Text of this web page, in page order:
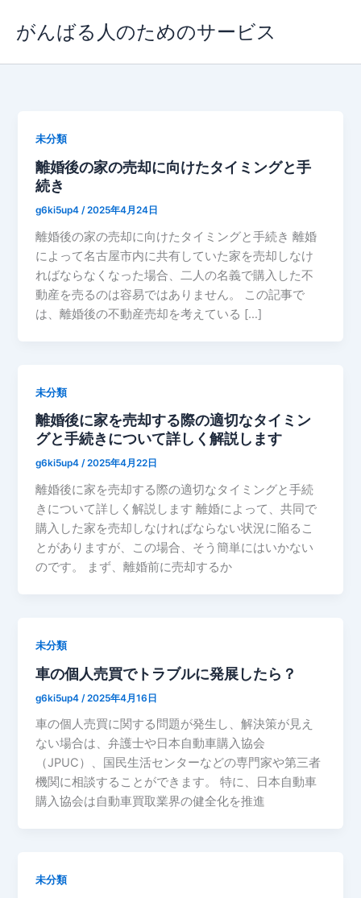
ス
がんばる人のためのサービス
未分類
離婚後の家の売却に向けたタイミングと手
続き
g6ki5up4/2025年4月24日
離婚後の家の売却に向けたタイミングと手続き 離婚
によって名古屋市内に共有していた家を売却しなけ
ればならなくなった場合、二人の名義で購入した不
動産を売るのは容易ではありません。 この記事で
は、離婚後の不動産売却を考えている […]
未分類
離婚後に家を売却する際の適切なタイミン
グと手続きについて詳しく解説します
g6ki5up4/2025年4月22日
離婚後に家を売却する際の適切なタイミングと手続
きについて詳しく解説します 離婚によって、共同で
購入した家を売却しなければならない状況に陥るこ
とがありますが、この場合、そう簡単にはいかない
のです。 まず、離婚前に売却するか
未分類
車の個人売買でトラブルに発展したら？
g6ki5up4 /2025年4月16日
車の個人売買に関する問題が発生し、解決策が見え
ない場合は、弁護士や日本自動車購入協会
（JPUC）、国民生活センターなどの専門家や第三者
機関に相談することができます。 特に、日本自動車
購入協会は自動車買取業界の健全化を推進
未分類